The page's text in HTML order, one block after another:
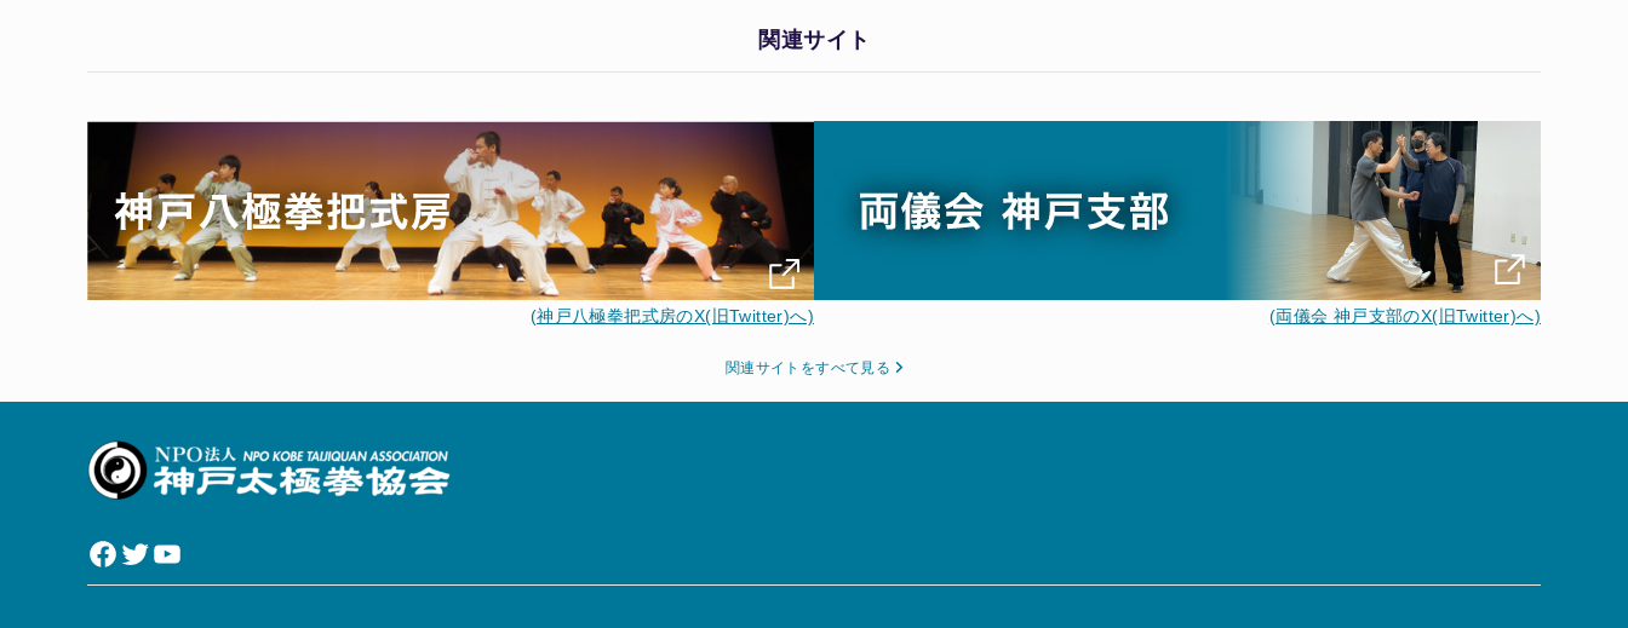
関連サイト
(神戸八極拳把式房のX(旧Twitter)へ) (両儀会 神戸支部のX(旧Twitter)へ)
関連サイトをすべて見る
Facebook
TwitterYouTube